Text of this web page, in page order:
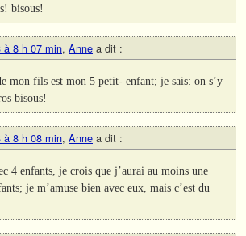
bisous!
à 8 h 07 min, Anne a dit :
mon fils est mon 5 petit- enfant; je sais: on s’y
bisous!
à 8 h 08 min, Anne a dit :
4 enfants, je crois que j’aurai au moins une
je m’amuse bien avec eux, mais c’est du